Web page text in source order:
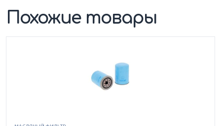
Похожие товары